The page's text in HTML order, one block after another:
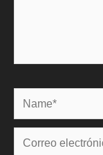
Name*
Correo